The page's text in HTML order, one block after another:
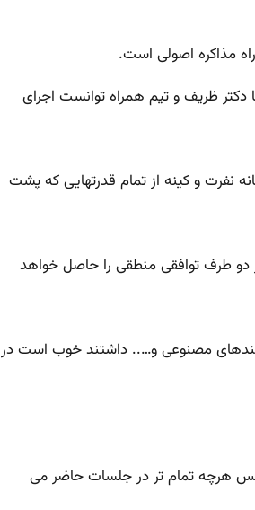
مذاکره اصولی است.
ظریف و تیم همراه توانست اجرای
دو طرف توافقی منطقی را حاصل خواهد
مصنوعی و….. داشتند خوب است در